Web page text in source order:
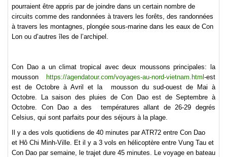
pourraient être appris par de joindre dans un certain nombre de
circuits comme des randonnées à travers les forêts, des randonnées
à travers les montagnes, plongée sous-marine dans les eaux de Con
Lon ou d’autres îles de l’archipel.
Con Dao a un climat tropical avec deux moussons principales: la
mousson
https://agendatour.com/voyages-au-nord-vietnam.html -est
est de Octobre à Avril et la mousson du sud-ouest de Mai à
Octobre. La saison des pluies de Con Dao est de Septembre à
Octobre. Con Dao a des températures allant de 26-29 degrés
Celsius, qui sont parfaits pour des séjours à la plage.
Il y a des vols quotidiens de 40 minutes par ATR72 entre Con Dao
et Hô Chi Minh-Ville. Et il y a 3 vols en hélicoptère entre Vung Tau et
Con Dao par semaine, le trajet dure 45 minutes. Le voyage en bateau